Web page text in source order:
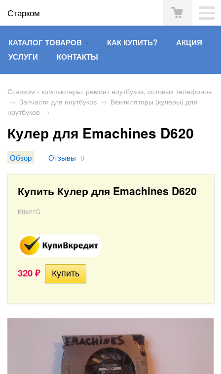
Старком
КАТАЛОГ ТОВАРОВ КАК КУПИТЬ?
АКЦИЯ
УСЛУГИ
КОНТАКТЫ
Старком - компьютеры, ремонт ноутбуков, сотовых телефонов
→ Запчасти для ноутбуков → Вентиляторы (кулеры) для
ноутбуков →
Кулер для Emachines D620
Обзор Отзывы 0
Купить Кулер для Emachines D620
K8927G
320 ₽